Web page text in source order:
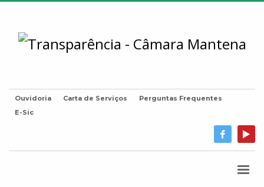
Ouvidoria Carta de Serviços
Perguntas Frequentes
E-Sic